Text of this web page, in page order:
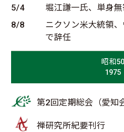
5/4
堀江謙一氏、単身
8/8
ニクソン米大統領
で辞任
昭和50
1975
第2回定期総会（愛知
禅研究所紀要刊行